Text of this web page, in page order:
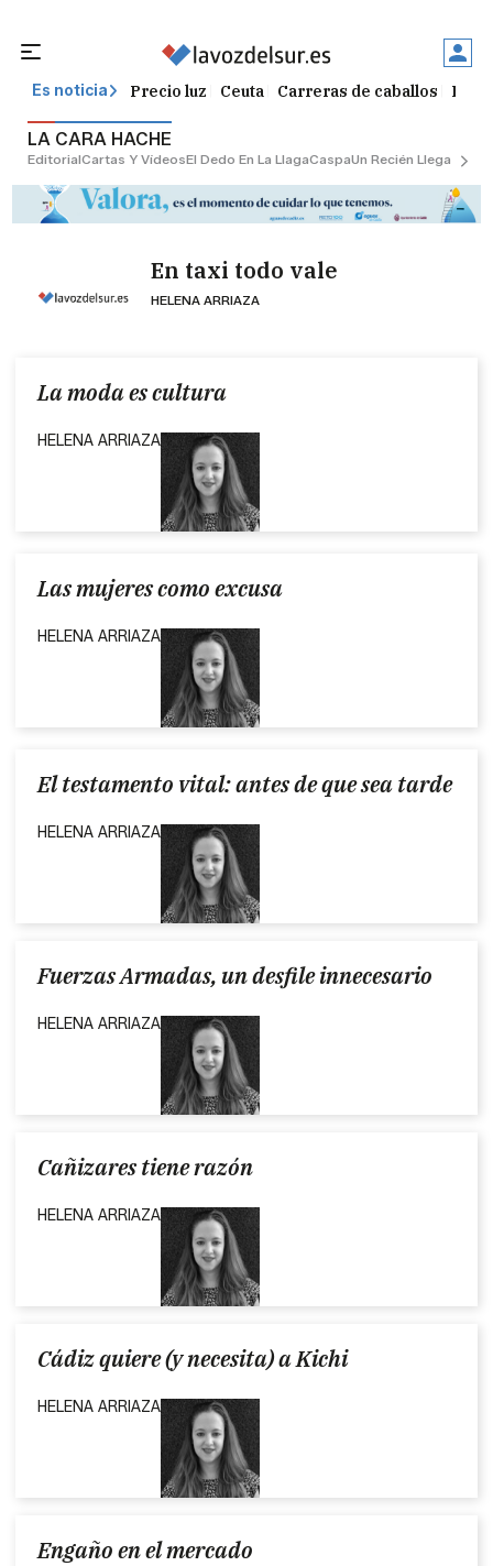
Es noticia Precio luz Ceuta Carreras de caballos
LA CARA HACHE
EditorialCartas Y VídeosEl Dedo En La LlagaCaspaUn Recién Llegado
En taxi todo vale
HELENA ARRIAZA
La moda es cultura
HELENA ARRIAZA
Las mujeres como excusa
HELENA ARRIAZA
El testamento vital: antes de que sea tarde
HELENA ARRIAZA
Fuerzas Armadas, un desfile innecesario
HELENA ARRIAZA
Cañizares tiene razón
HELENA ARRIAZA
Cádiz quiere (y necesita) a Kichi
HELENA ARRIAZA
Engaño en el mercado